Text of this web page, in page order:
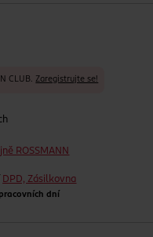
CLUB. Zaregistrujte se!
ROSSMANN
DPD, Zásilkovna
dní